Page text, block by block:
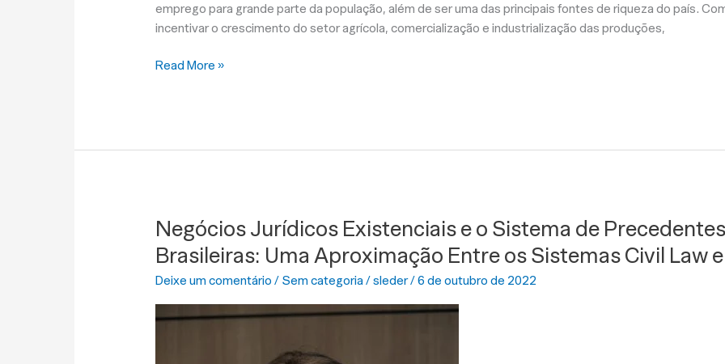
emprego para grande parte da população, além de ser uma das principais fontes de riqueza do país.
incentivar o crescimento do setor agrícola, comercialização e industrialização das produções,
Read More »
Negócios Jurídicos Existenciais e o Sistema de
Brasileiras: Uma Aproximação Entre os Sistemas Civil Law
Deixe um comentário / Sem categoria /sleder/6 de outubro de 2022
Negócios
Jurídicos
Existenciais
e
o
Sistema